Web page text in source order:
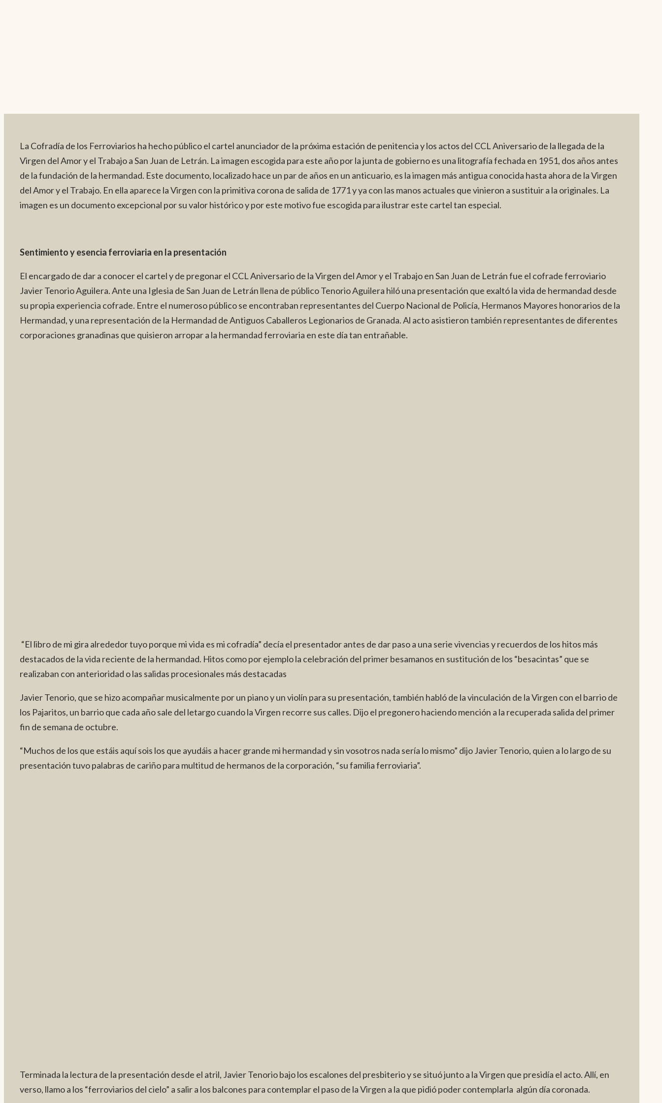
La Cofradía de los Ferroviarios ha hecho público el cartel anunciador de la próxima estación de penitencia y los actos del CCL Aniversario de la llegada de la
Virgen del Amor y el Trabajo a San Juan de Letrán. La imagen escogida para este año por la junta de gobierno es una litografía fechada en 1951, dos años antes
de la fundación de la hermandad. Este documento, localizado hace un par de años en un anticuario, es la imagen más antigua conocida hasta ahora de la Virgen
del Amor y el Trabajo. En ella aparece la Virgen con la primitiva corona de salida de 1771 y ya con las manos actuales que vinieron a sustituir a la originales. La
imagen es un documento excepcional por su valor histórico y por este motivo fue escogida para ilustrar este cartel tan especial.
Sentimiento y esencia ferroviaria en la presentación
El encargado de dar a conocer el cartel y de pregonar el CCL Aniversario de la Virgen del Amor y el Trabajo en San Juan de Letrán fue el cofrade ferroviario
Javier Tenorio Aguilera. Ante una Iglesia de San Juan de Letrán llena de público Tenorio Aguilera hiló una presentación que exaltó la vida de hermandad desde
su propia experiencia cofrade. Entre el numeroso público se encontraban representantes del Cuerpo Nacional de Policía, Hermanos Mayores honorarios de la
Hermandad, y una representación de la Hermandad de Antiguos Caballeros Legionarios de Granada. Al acto asistieron también representantes de diferentes
corporaciones granadinas que quisieron arropar a la hermandad ferroviaria en este día tan entrañable.
“El libro de mi gira alrededor tuyo porque mi vida es mi cofradía” decía el presentador antes de dar paso a una serie vivencias y recuerdos de los hitos más
destacados de la vida reciente de la hermandad. Hitos como por ejemplo la celebración del primer besamanos en sustitución de los “besacintas” que se
realizaban con anterioridad o las salidas procesionales más destacadas
Javier Tenorio, que se hizo acompañar musicalmente por un piano y un violín para su presentación, también habló de la vinculación de la Virgen con el barrio de
los Pajaritos, un barrio que cada año sale del letargo cuando la Virgen recorre sus calles. Dijo el pregonero haciendo mención a la recuperada salida del primer
fin de semana de octubre.
“Muchos de los que estáis aquí sois los que ayudáis a hacer grande mi hermandad y sin vosotros nada sería lo mismo” dijo Javier Tenorio, quien a lo largo de su
presentación tuvo palabras de cariño para multitud de hermanos de la corporación, “su familia ferroviaria”.
Terminada la lectura de la presentación desde el atril, Javier Tenorio bajo los escalones del presbiterio y se situó junto a la Virgen que presidía el acto. Allí, en
verso, llamo a los “ferroviarios del cielo” a salir a los balcones para contemplar el paso de la Virgen a la que pidió poder contemplarla algún día coronada.